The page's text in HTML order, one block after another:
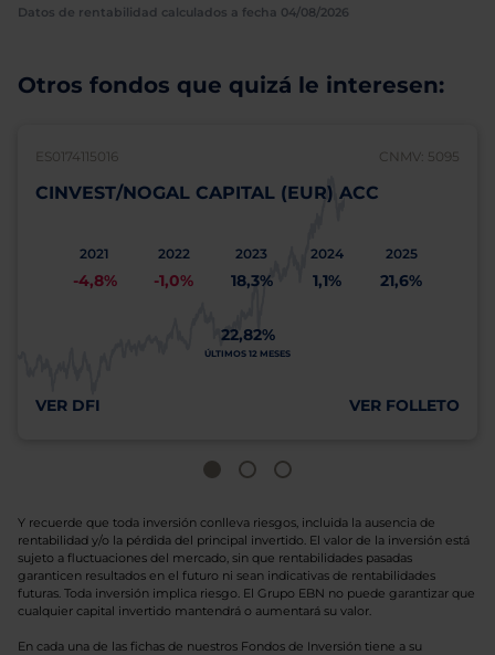
Datos de rentabilidad calculados a fecha 04/08/2026
Otros fondos que quizá le interesen:
ES0174115016 CNMV: 5095
CINVEST/NOGAL CAPITAL (EUR) ACC
2021
-4,8%
2022
-1,0%
2023
18,3%
2024
1,1%
2025
21,6%
22,82%
ÚLTIMOS 12 MESES
VER DFI VER FOLLETO
Y recuerde que toda inversión conlleva riesgos, incluida la ausencia de
rentabilidad y/o la pérdida del principal invertido. El valor de la inversión está
sujeto a fluctuaciones del mercado, sin que rentabilidades pasadas
garanticen resultados en el futuro ni sean indicativas de rentabilidades
futuras. Toda inversión implica riesgo. El Grupo EBN no puede garantizar que
cualquier capital invertido mantendrá o aumentará su valor.
En cada una de las fichas de nuestros Fondos de Inversión tiene a su